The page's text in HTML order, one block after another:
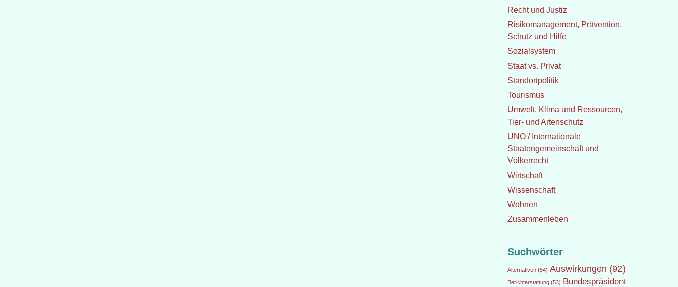
Recht und Justiz
Risikomanagement, Prävention,
Schutz und Hilfe
Sozialsystem
Staat vs. Privat
Standortpolitik
Tourismus
Umwelt, Klima und Ressourcen,
Tier- und Artenschutz
UNO / Internationale
Staatengemeinschaft und
Völkerrecht
Wirtschaft
Wissenschaft
Wohnen
Zusammenleben
Suchwörter
Alternativen(54) Auswirkungen (92)
Berichterstattung(53) Bundespräsident